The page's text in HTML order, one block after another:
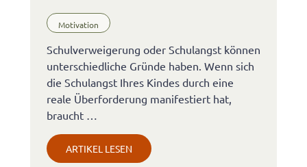
Motivation
Schulverweigerung oder Schulangst können
unterschiedliche Gründe haben. Wenn sich
die Schulangst Ihres Kindes durch eine
reale Überforderung manifestiert hat,
braucht …
ARTIKEL LESEN